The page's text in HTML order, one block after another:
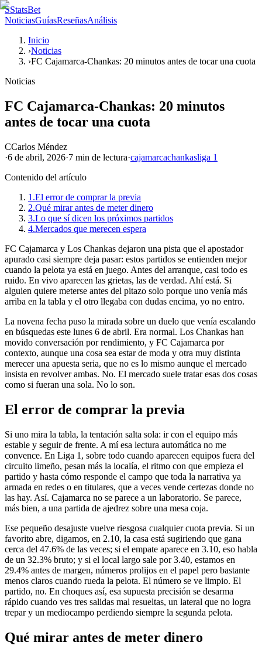
SStatsBet
NoticiasGuíasReseñasAnálisis
Inicio
›Noticias
›FC Cajamarca-Chankas: 20 minutos antes de tocar una cuota
Noticias
FC Cajamarca-Chankas: 20 minutos
antes de tocar una cuota
CCarlos Méndez
·6 de abril, 2026·7 min de lectura·cajamarcachankasliga 1
Contenido del artículo
1.El error de comprar la previa
2.Qué mirar antes de meter dinero
3.Lo que sí dicen los próximos partidos
4.Mercados que merecen espera
FC Cajamarca y Los Chankas dejaron una pista que el apostador
apurado casi siempre deja pasar: estos partidos se entienden mejor
cuando la pelota ya está en juego. Antes del arranque, casi todo es
ruido. En vivo aparecen las grietas, las de verdad. Ahí está. Si
alguien quiere meterse antes del pitazo solo porque uno venía más
arriba en la tabla y el otro llegaba con dudas encima, yo no entro.
La novena fecha puso la mirada sobre un duelo que venía escalando
en búsquedas este lunes 6 de abril. Era normal. Los Chankas han
movido conversación por rendimiento, y FC Cajamarca por
contexto, aunque una cosa sea estar de moda y otra muy distinta
merecer una apuesta seria, que no es lo mismo aunque el mercado
insista en revolver ambas. No. El mercado suele tratar esas dos cosas
como si fueran una sola. No lo son.
El error de comprar la previa
Si uno mira la tabla, la tentación salta sola: ir con el equipo más
estable y seguir de frente. A mí esa lectura automática no me
convence. En Liga 1, sobre todo cuando aparecen equipos fuera del
circuito limeño, pesan más la localía, el ritmo con que empieza el
partido y hasta cómo responde el campo que toda la narrativa ya
armada en redes o en titulares, que a veces vende certezas donde no
las hay. Así. Cajamarca no se parece a un laboratorio. Se parece,
más bien, a una partida de ajedrez sobre una mesa coja.
Ese pequeño desajuste vuelve riesgosa cualquier cuota previa. Si un
favorito abre, digamos, en 2.10, la casa está sugiriendo que gana
cerca del 47.6% de las veces; si el empate aparece en 3.10, eso habla
de un 32.3% bruto; y si el local largo sale por 3.40, estamos en
29.4% antes de margen, números prolijos en el papel pero bastante
menos claros cuando rueda la pelota. El número se ve limpio. El
partido, no. En choques así, esa supuesta precisión se desarma
rápido cuando ves tres salidas mal resueltas, un lateral que no logra
trepar y un mediocampo perdiendo siempre la segunda pelota.
Qué mirar antes de meter dinero